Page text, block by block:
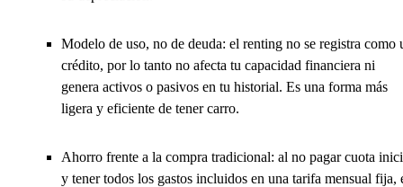
Modelo de uso, no de deuda: el renting no se registra como
crédito, por lo tanto no afecta tu capacidad financiera ni
genera activos o pasivos en tu historial. Es una forma más
ligera y eficiente de tener carro.
Ahorro frente a la compra tradicional: al no pagar cuota
y tener todos los gastos incluidos en una tarifa mensual fija,